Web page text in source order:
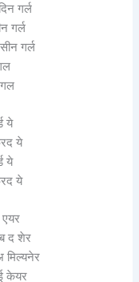
गर्ल
गर्ल
गर्ल
ये
ये
ये
ये
द शेर
मिल्यनेर
केयर